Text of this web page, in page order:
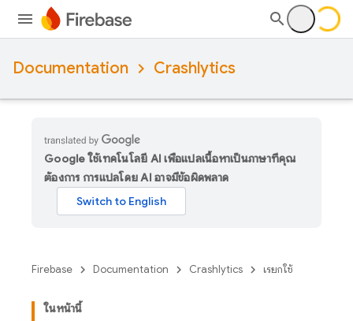
Documentation Crashlytics
Google ใช้เทคโนโลยี AI เพื่อแปลเนื้อหาเป็นภาษาที่คุณ
ต้องการ การแปลโดย AI อาจมีข้อผิดพลาด
Firebase Documentation Crashlytics เรียกใช้
ในหน้านี้